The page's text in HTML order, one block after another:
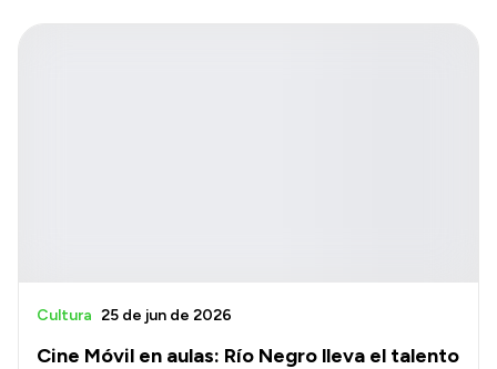
Cine Móvil en aulas: Río Negro lleva el talento
Cultura 25 de jun de 2026